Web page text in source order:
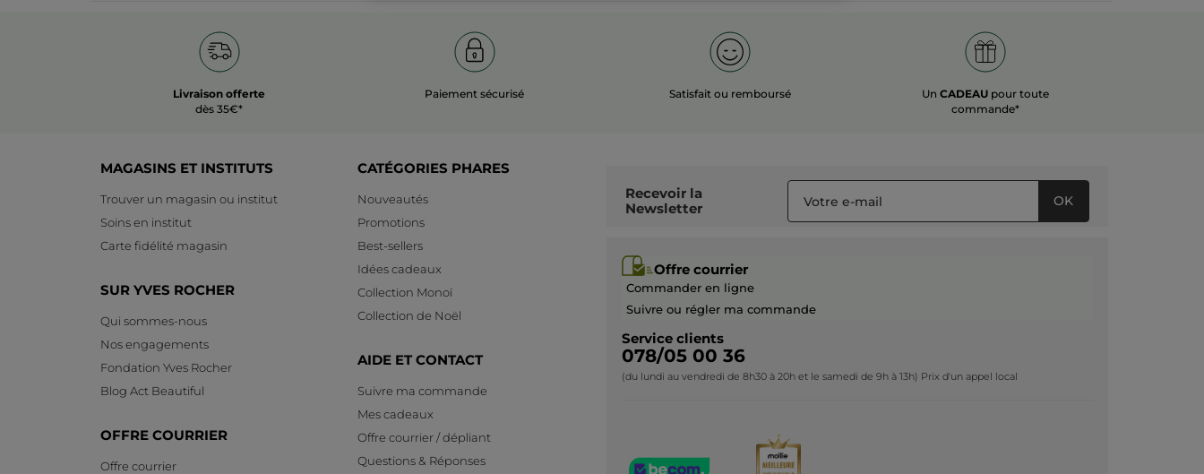
Livraison offerte
dès 35€*
Paiement sécurisé Satisfait ou remboursé Un CADEAUpour toute
commande*
MAGASINS ET INSTITUTS
Trouver un magasin ou institut
Soins en institut
Carte fidélité magasin
SUR YVES ROCHER
Qui sommes-nous
Nos engagements
Fondation Yves Rocher
Blog Act Beautiful
OFFRE COURRIER
Offre courrier
CATÉGORIES PHARES
Nouveautés
Promotions
Best-sellers
Idées cadeaux
Collection Monoï
Collection de Noël
AIDE ET CONTACT
Suivre ma commande
Mes cadeaux
Offre courrier / dépliant
Questions & Réponses
Recevoir la
Newsletter
OK
Offre courrier
Commander en ligne
Suivre ou régler ma commande
Service clients
078/05 00 36
(du lundi au vendredi de 8h30 à 20h et le samedi de 9h à 13h) Prix d'un appel local